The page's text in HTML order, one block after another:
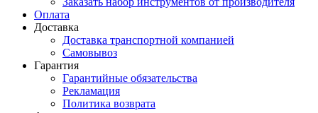
Оплата
Доставка
Доставка транспортной компанией
Самовывоз
Гарантия
Гарантийные обязательства
Рекламация
Политика возврата